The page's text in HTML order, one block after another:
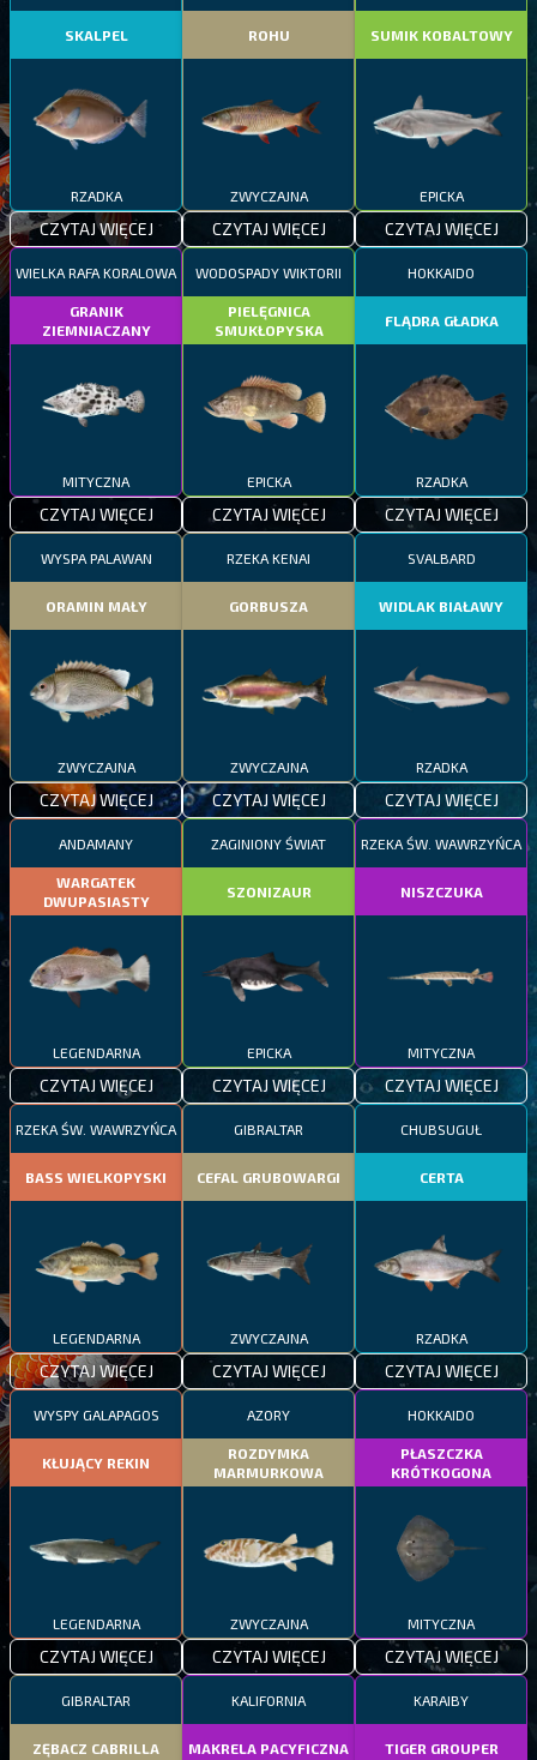
SKALPEL
RZADKA
CZYTAJ WIĘCEJ
ROHU
ZWYCZAJNA
CZYTAJ WIĘCEJ
SUMIK KOBALTOWY
EPICKA
CZYTAJ WIĘCEJ
WIELKA RAFA KORALOWA
GRANIK
ZIEMNIACZANY
MITYCZNA
CZYTAJ WIĘCEJ
WODOSPADY WIKTORII
PIELĘGNICA
SMUKŁOPYSKA
EPICKA
CZYTAJ WIĘCEJ
HOKKAIDO
FLĄDRA GŁADKA
RZADKA
CZYTAJ WIĘCEJ
WYSPA PALAWAN
ORAMIN MAŁY
ZWYCZAJNA
CZYTAJ WIĘCEJ
RZEKA KENAI
GORBUSZA
ZWYCZAJNA
CZYTAJ WIĘCEJ
SVALBARD
WIDLAK BIAŁAWY
RZADKA
CZYTAJ WIĘCEJ
ANDAMANY
WARGATEK
DWUPASIASTY
LEGENDARNA
CZYTAJ WIĘCEJ
ZAGINIONY ŚWIAT
SZONIZAUR
EPICKA
CZYTAJ WIĘCEJ
RZEKA ŚW. WAWRZYŃCA
NISZCZUKA
MITYCZNA
CZYTAJ WIĘCEJ
RZEKA ŚW. WAWRZYŃCA
BASS WIELKOPYSKI
LEGENDARNA
CZYTAJ WIĘCEJ
GIBRALTAR
CEFAL GRUBOWARGI
ZWYCZAJNA
CZYTAJ WIĘCEJ
CHUBSUGUŁ
CERTA
RZADKA
CZYTAJ WIĘCEJ
WYSPY GALAPAGOS
KŁUJĄCY REKIN
LEGENDARNA
CZYTAJ WIĘCEJ
AZORY
ROZDYMKA
MARMURKOWA
ZWYCZAJNA
CZYTAJ WIĘCEJ
HOKKAIDO
PŁASZCZKA
KRÓTKOGONA
MITYCZNA
CZYTAJ WIĘCEJ
GIBRALTAR
ZĘBACZ CABRILLA
KALIFORNIA
MAKRELA PACYFICZNA
KARAIBY
TIGER GROUPER